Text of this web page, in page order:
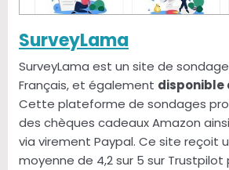
SurveyLama
SurveyLama est un site de
Français, et également disponible
Cette plateforme de sondages
des chèques cadeaux Amazon
via virement Paypal. Ce site reçoit
moyenne de 4,2 sur 5 sur Trustpilot